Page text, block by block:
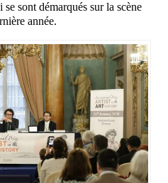
sont démarqués sur la scène
année.